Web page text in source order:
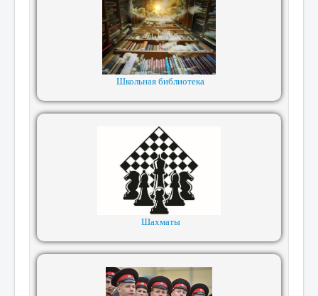
Школьная библиотека
Шахматы